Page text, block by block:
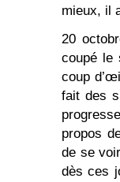
mieux, il
20
coupé le
coup
fait des
propos
de se
dès ces